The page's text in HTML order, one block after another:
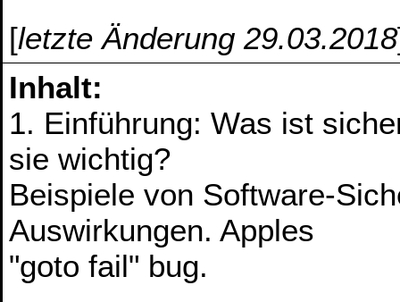
[letzte Änderung 29.03.2018
Inhalt:
1. Einführung: Was ist
sie wichtig?
Beispiele von Software-
Auswirkungen. Apples
"goto fail" bug.